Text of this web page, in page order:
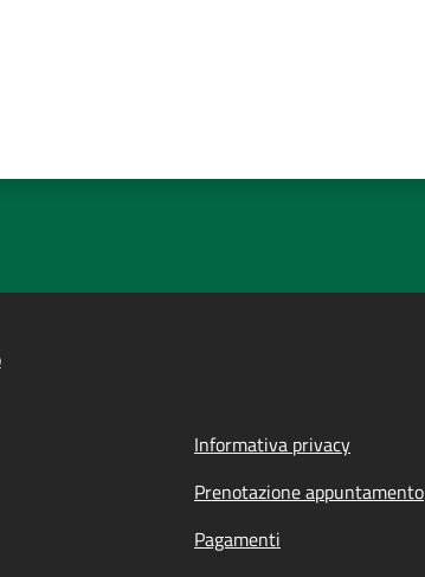
Informativa privacy
Prenotazione appuntamento
Pagamenti